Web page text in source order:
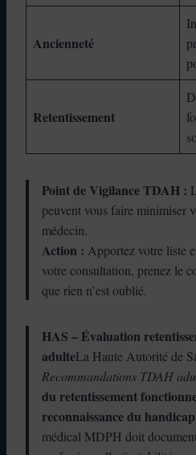
Ancienneté
Retentissement
Point de Vigilance TDAH :
peuvent vous faire minimiser
médecin.
Action : Apportez votre liste
votre consultation, prenez le
que rien n’est oublié.
HAS – Évaluation
adulteLa Haute Autorité de
Recommandations TDAH
du retentissement
reconnaissance du
médical MDPH doit